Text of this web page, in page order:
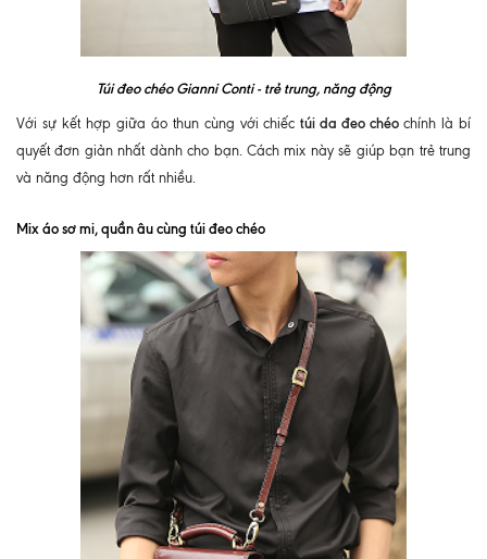
Túi đeo chéo Gianni Conti- trẻ trung, năng động
Với sự kết hợp giữa áo thun cùng với chiếctúi da đeo chéochính là bí
quyết đơn giản nhất dành cho bạn. Cách mix này sẽ giúp bạn trẻ trung
và năng động hơn rất nhiều.
Mix áo sơ mi, quần âu cùng túi đeo chéo